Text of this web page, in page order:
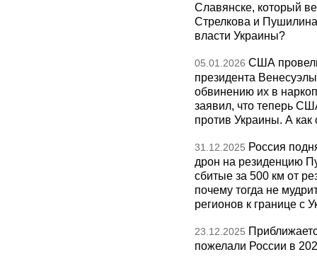
Славянске, который
Стрелкова и Пушилина
власти Украины?
05.01.2026 США
президента
обвинению их в
заявил, что теперь
против Украины. А как
31.12.2025 Россия
дрон на резиденцию
сбитые за 500 км от
почему тогда не
регионов к границе с
23.12.2025
пожелали России в